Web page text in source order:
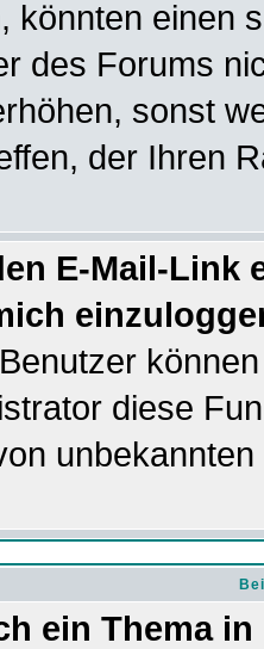
könnten einen
des Forums
sonst
der Ihren
E-Mail-Link
diese
ein Thema